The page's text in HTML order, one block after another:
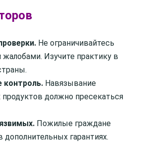
Не ограничивайтесь
Изучите практику в
контроль. Навязывание
должно пресекаться
Пожилые граждане
гарантиях.